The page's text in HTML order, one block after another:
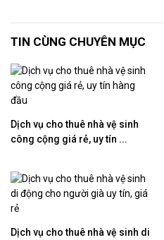
TIN CÙNG CHUYÊN MỤC
Dịch vụ cho thuê nhà vệ sinh
công cộng giá rẻ, uy tín ...
Dịch vụ cho thuê nhà vệ sinh di